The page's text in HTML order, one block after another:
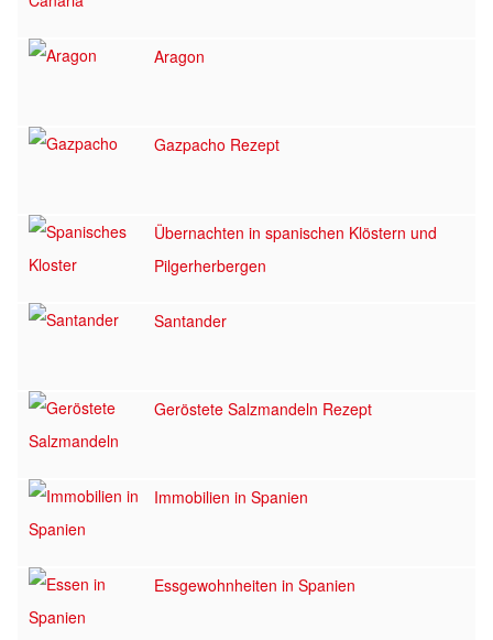
Aragon
Gazpacho Rezept
Übernachten in spanischen Klöstern und
Pilgerherbergen
Santander
Geröstete Salzmandeln Rezept
Immobilien in Spanien
Essgewohnheiten in Spanien